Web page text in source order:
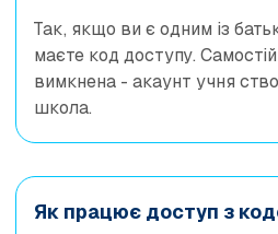
Так, якщо ви є одним із
маєте код доступу.
вимкнена - акаунт учня
школа.
Як працює доступ з